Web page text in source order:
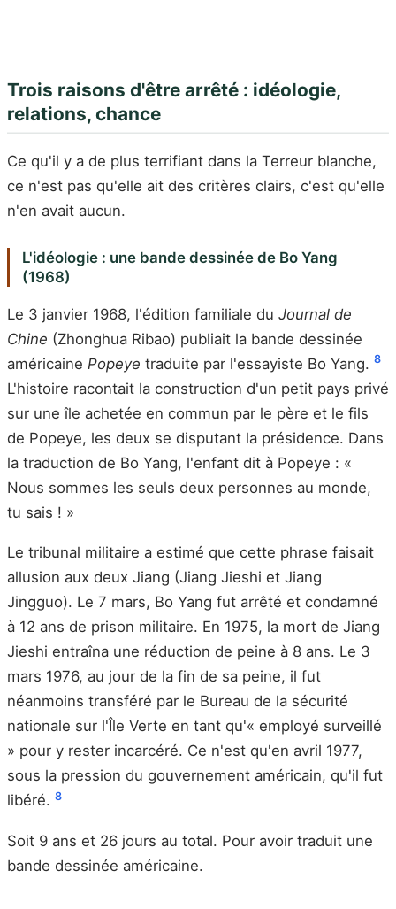
Trois raisons d'être arrêté : idéologie,
relations, chance
Ce qu'il y a de plus terrifiant dans la Terreur blanche,
ce n'est pas qu'elle ait des critères clairs, c'est qu'elle
n'en avait aucun.
L'idéologie : une bande dessinée de Bo Yang
(1968)
Le 3 janvier 1968, l'édition familiale du Journal de
Chine (Zhonghua Ribao) publiait la bande dessinée
américaine Popeye traduite par l'essayiste Bo Yang. 8
L'histoire racontait la construction d'un petit pays privé
sur une île achetée en commun par le père et le fils
de Popeye, les deux se disputant la présidence. Dans
la traduction de Bo Yang, l'enfant dit à Popeye : «
Nous sommes les seuls deux personnes au monde,
tu sais ! »
Le tribunal militaire a estimé que cette phrase faisait
allusion aux deux Jiang (Jiang Jieshi et Jiang
Jingguo). Le 7 mars, Bo Yang fut arrêté et condamné
à 12 ans de prison militaire. En 1975, la mort de Jiang
Jieshi entraîna une réduction de peine à 8 ans. Le 3
mars 1976, au jour de la fin de sa peine, il fut
néanmoins transféré par le Bureau de la sécurité
nationale sur l'Île Verte en tant qu'« employé surveillé
» pour y rester incarcéré. Ce n'est qu'en avril 1977,
sous la pression du gouvernement américain, qu'il fut
libéré. 8
Soit 9 ans et 26 jours au total. Pour avoir traduit une
bande dessinée américaine.